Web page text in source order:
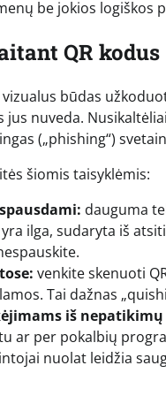
be jokios logiškos
QR kodus
būdas
nuveda.
(„phishing“)
šiomis taisyklėmis:
dauguma
ilga, sudaryta iš
venkite skenuoti
Tai dažnas
iš
ar per pokalbių
nuolat leidžia